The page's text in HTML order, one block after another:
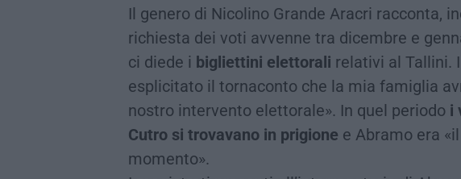
Il genero di Nicolino Grande Aracri racconta,
richiesta dei voti avvenne tra dicembre e
ci diede i bigliettini elettorali relativi al Tallini.
esplicitato il tornaconto che la mia famiglia
nostro intervento elettorale». In quel periodo i
Cutro si trovavano in prigione e Abramo era
momento».